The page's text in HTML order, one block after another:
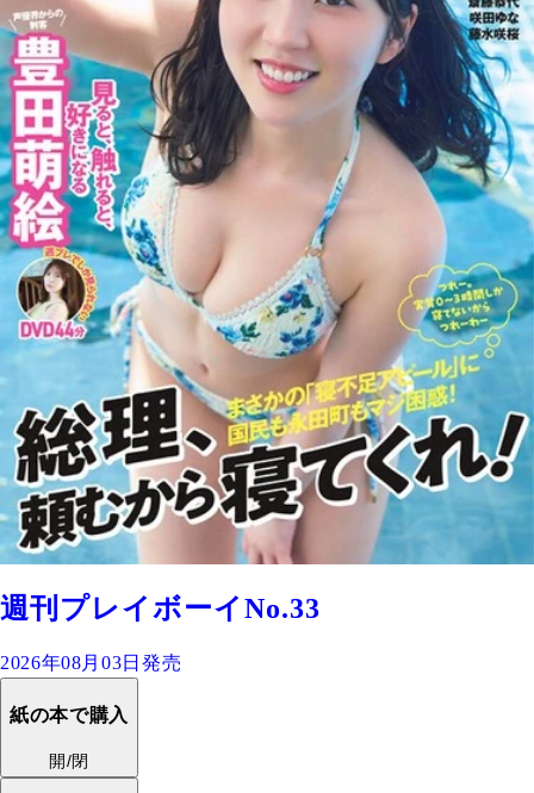
週刊プレイボーイNo.33
2026年08月03日発売
紙の本で購入
開/閉